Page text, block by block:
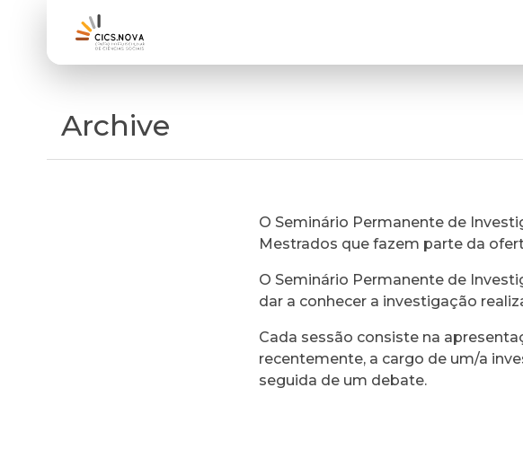
Archive
O Seminário Permanente de
Mestrados que fazem parte da
O Seminário Permanente de
dar a conhecer a investigação
Cada sessão consiste na
recentemente, a cargo de um/a
seguida de um debate.